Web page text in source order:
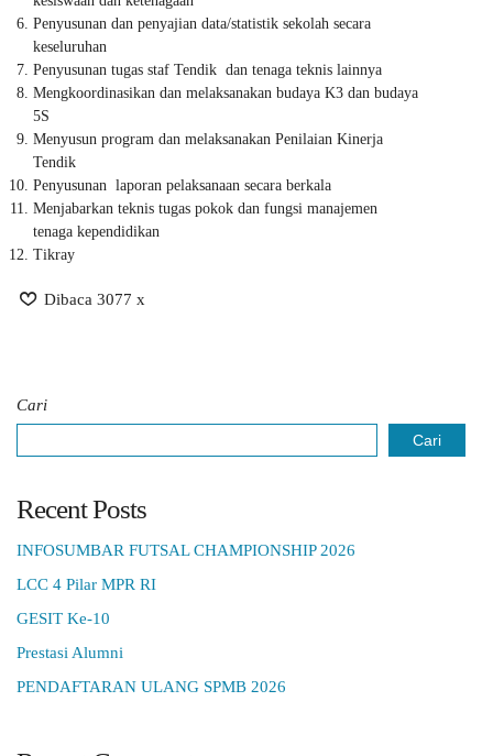
Penyusunan dan penyajian data/statistik sekolah secara
keseluruhan
Penyusunan tugas staf Tendik dan tenaga teknis lainnya
Mengkoordinasikan dan melaksanakan budaya K3 dan budaya
5S
Menyusun program dan melaksanakan Penilaian Kinerja
Tendik
Penyusunan laporan pelaksanaan secara berkala
Menjabarkan teknis tugas pokok dan fungsi manajemen
tenaga kependidikan
Tikray
Dibaca 3077 x
Cari
Cari
Recent Posts
INFOSUMBAR FUTSAL CHAMPIONSHIP 2026
LCC 4 Pilar MPR RI
GESIT Ke-10
Prestasi Alumni
PENDAFTARAN ULANG SPMB 2026